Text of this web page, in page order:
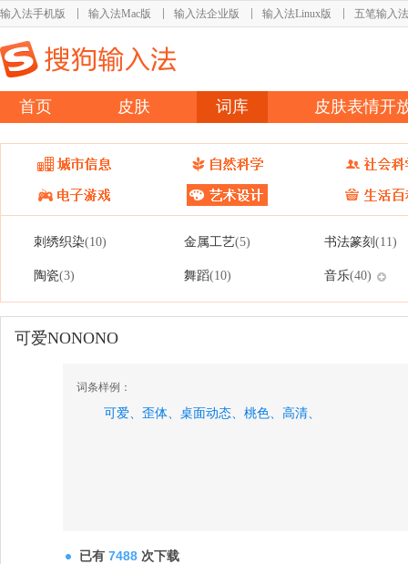
输入法手机版 输入法Mac版 输入法企业版 输入法Linux版 五笔输入法
首页 皮肤 词库 皮肤表情开
刺绣织染(10) 金属工艺(5) 书法篆刻 (11)
陶瓷(3) 舞蹈(10) 音乐(40)
可爱NONONO
词条样例：
可爱、 歪体、 桌面动态、 桃色、 高清、
已有 7488 次下载